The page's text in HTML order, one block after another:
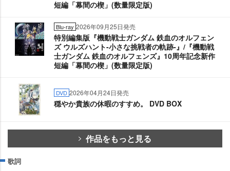
短編「幕間の楔」(数量限定版)
Blu-ray 2026年09月25日発売
特別編集版『機動戦士ガンダム 鉄血のオルフェン
ズ ウルズハント-小さな挑戦者の軌跡-』/『機動戦
士ガンダム 鉄血のオルフェンズ』10周年記念新作
短編「幕間の楔」(数量限定版)
DVD 2026年04月24日発売
穏やか貴族の休暇のすすめ。 DVD BOX
作品をもっと見る
歌詞